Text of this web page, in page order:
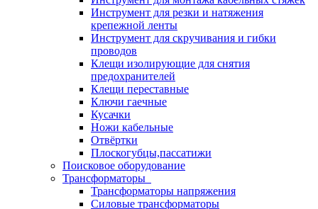
Инструмент для резки и натяжения
крепежной ленты
Инструмент для скручивания и гибки
проводов
Клещи изолирующие для снятия
предохранителей
Клещи переставные
Ключи гаечные
Кусачки
Ножи кабельные
Отвёртки
Плоскогубцы,пассатижи
Поисковое оборудование
Трансформаторы
Трансформаторы напряжения
Силовые трансформаторы